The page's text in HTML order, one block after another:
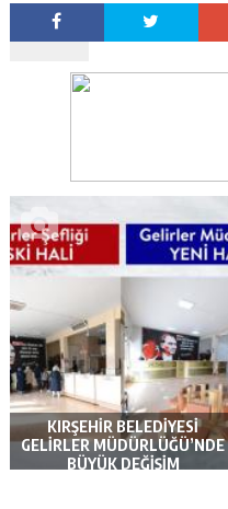
KIRŞEHİR BELEDİYESİ
GELİRLER MÜDÜRLÜĞÜ’NDE
BÜYÜK DEĞİŞİM